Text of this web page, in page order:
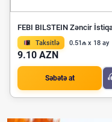
Taksitlə 0.51₼ x 18 ay
9.10 AZN
Səbətə at